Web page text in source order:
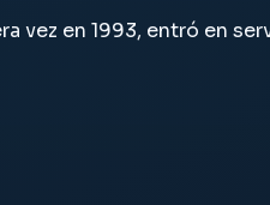
en 1993, entró en